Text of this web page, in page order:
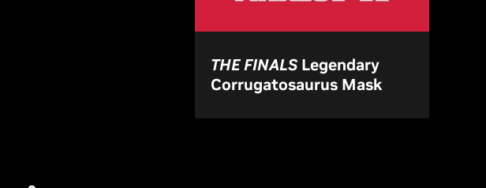
THE FINALSLegendary
Corrugatosaurus Mask